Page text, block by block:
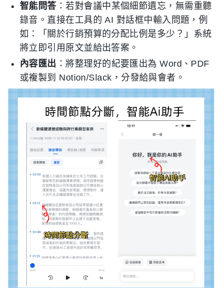
智能問答：若對會議中某個細節遺忘，無需重聽
錄音。直接在工具的 AI 對話框中輸入問題，例
如：「關於行銷預算的分配比例是多少？」系統
將立即引用原文並給出答案。
內容匯出 ：將整理好的紀要匯出為 Word、PDF
或複製到 Notion/Slack，分發給與會者。